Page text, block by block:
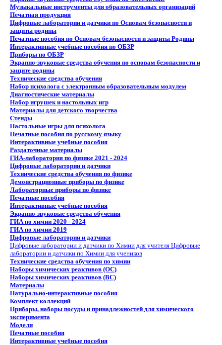
Музыкальные инструменты для образовательных организаций
Печатная продукция
Цифровые лаборатории и датчики по Основам безопасности и
защиты родины
Печатные пособия по Основам безопасности и защиты Родины
Интерактивные учебные пособия по ОБЗР
Приборы по ОБЗР
Экранно-звуковые средства обучения по основам безопасности и
защите родины
Технические средства обучения
Набор психолога с электронным образовательным модулем
Диагностические материалы
Набор игрушек и настольных игр
Материалы для детского творчества
Стенды
Настольные игры для психолога
Печатные пособия по русскому языку
Интерактивные учебные пособия
Раздаточные материалы
ГИА-лаборатория по физике 2021 - 2024
Цифровые лаборатории и датчики
Технические средства обучения по физике
Демонстрационные приборы по физике
Лабораторные приборы по физике
Печатные пособия
Интерактивные учебные пособия
Экранно-звуковые средства обучения
ГИА по химии 2020 - 2024
ГИА по химии 2019
Цифровые лаборатории и датчики
Цифровые лаборатории и датчики по Химии для учителя Цифровые
лаборатории и датчики по Химии для учеников
Технические средства обучения по химии
Наборы химических реактивов (ОС)
Наборы химических реактивов (ВС)
Материалы
Натурально-интерактивные пособия
Комплект коллекций
Приборы, наборы посуды и принадлежностей для химического
эксперимента
Модели
Печатные пособия
Интерактивные учебные пособия